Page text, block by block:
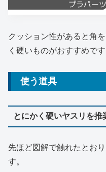
クッション性があると角
く硬いものがおすすめです
使う道具
とにかく硬いヤスリを推
先ほど図解で触れたとお
す。